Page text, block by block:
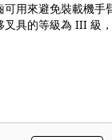
可用來避免裝載機手
叉具的等級為 III 級